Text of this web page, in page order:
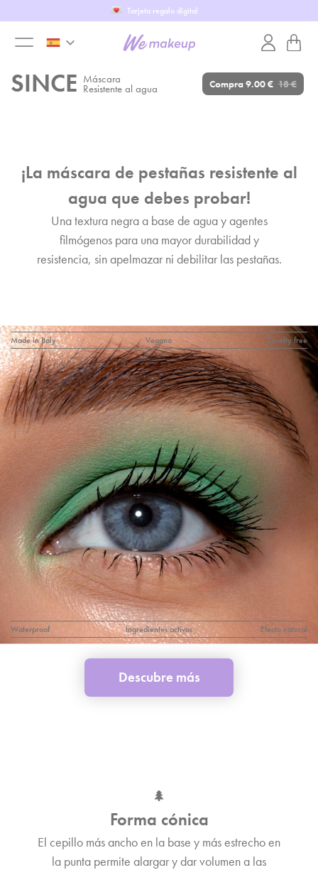
Completa el WeTest
keyboard_arrow_down
SINCE Máscara
Resistente al agua Compra9.00 € 18 €
¡La máscara de pestañas resistente al
agua que debes probar!
Una textura negra a base de agua y agentes
filmógenos para una mayor durabilidad y
resistencia, sin apelmazar ni debilitar las pestañas.
Made in Italy Vegano Cruelty free
Waterproof Ingredientes activos Efecto natural
Descubre más
🌲
Forma cónica
El cepillo más ancho en la base y más estrecho en
la punta permite alargar y dar volumen a las